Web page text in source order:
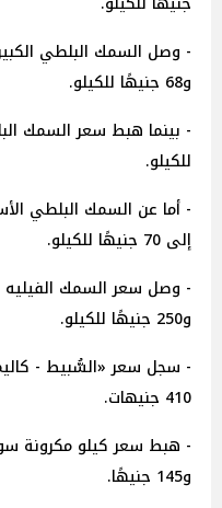
و68 جنيهًا للكيلو.
للكيلو.
إلى 70 جنيهًا للكيلو.
و250 جنيهًا للكيلو.
410 جنيهات.
و145 جنيهًا.